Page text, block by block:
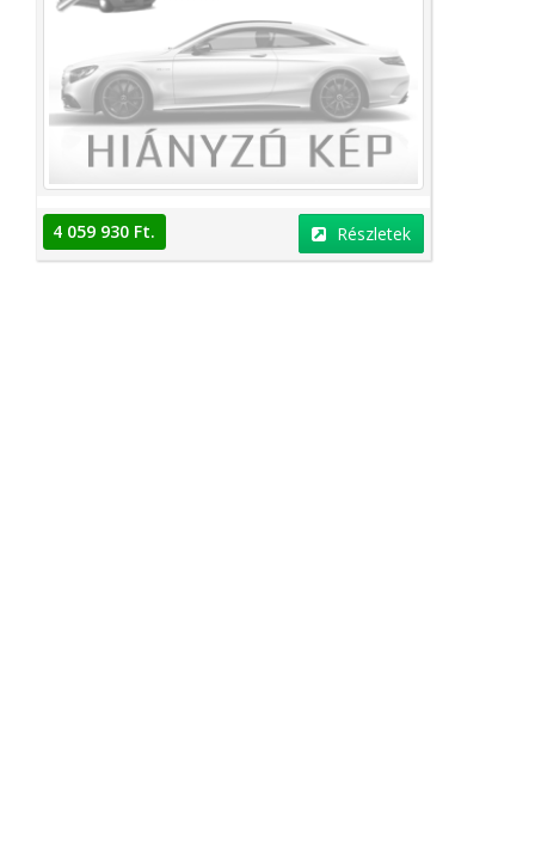
4 059 930 Ft. Részletek